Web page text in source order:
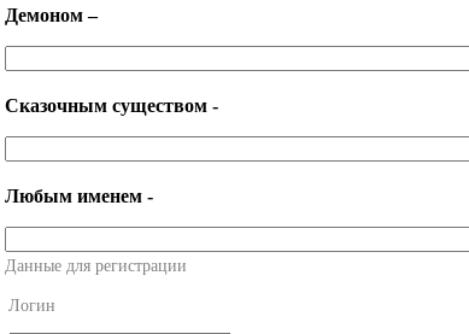
Демоном –
Сказочным существом -
Любым именем -
Данные для регистрации
Логин